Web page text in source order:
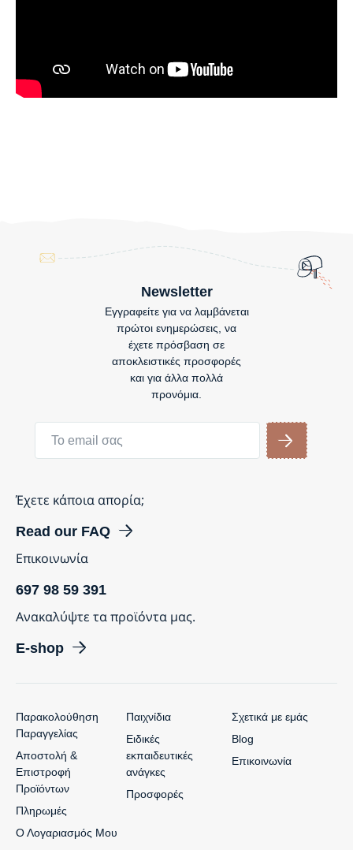
Newsletter
Εγγραφείτε για να λαμβάνεται
πρώτοι ενημερώσεις, να
έχετε πρόσβαση σε
αποκλειστικές προσφορές
και για άλλα πολλά
προνόμια.
Έχετε κάποια απορία;
Read our FAQ
Επικοινωνία
697 98 59 391
Ανακαλύψτε τα προϊόντα μας.
E-shop
Σχετικά με εμάς
Blog
Επικοινωνία
Παιχνίδια
Ειδικές
εκπαιδευτικές
ανάγκες
Προσφορές
Παρακολούθηση
Παραγγελίας
Αποστολή &
Επιστροφή
Προϊόντων
Πληρωμές
Ο Λογαριασμός Μου